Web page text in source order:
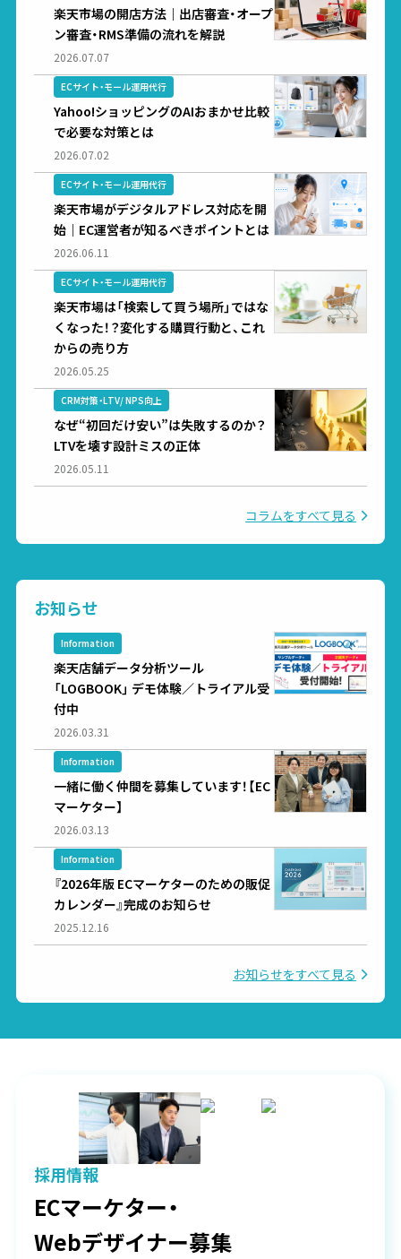
楽天市場の開店方法｜出店審査・オープ
ン審査・RMS準備の流れを解説
2026.07.07
ECサイト・モール運用代行
Yahoo!ショッピングのAIおまかせ比較
で必要な対策とは
2026.07.02
ECサイト・モール運用代行
楽天市場がデジタルアドレス対応を開
始｜EC運営者が知るべきポイントとは
2026.06.11
ECサイト・モール運用代行
楽天市場は「検索して買う場所」ではな
くなった！？変化する購買行動と、これ
からの売り方
2026.05.25
CRM対策・LTV/ NPS向上
なぜ“初回だけ安い”は失敗するのか？
LTVを壊す設計ミスの正体
2026.05.11
コラムをすべて見る
お知らせ
Information
楽天店舗データ分析ツール
「LOGBOOK」 デモ体験／トライアル受
付中
2026.03.31
Information
一緒に働く仲間を募集しています！【EC
マーケター】
2026.03.13
Information
『2026年版 ECマーケターのための販促
カレンダー』完成のお知らせ
2025.12.16
お知らせをすべて見る
採用情報
ECマーケター・
Webデザイナー募集